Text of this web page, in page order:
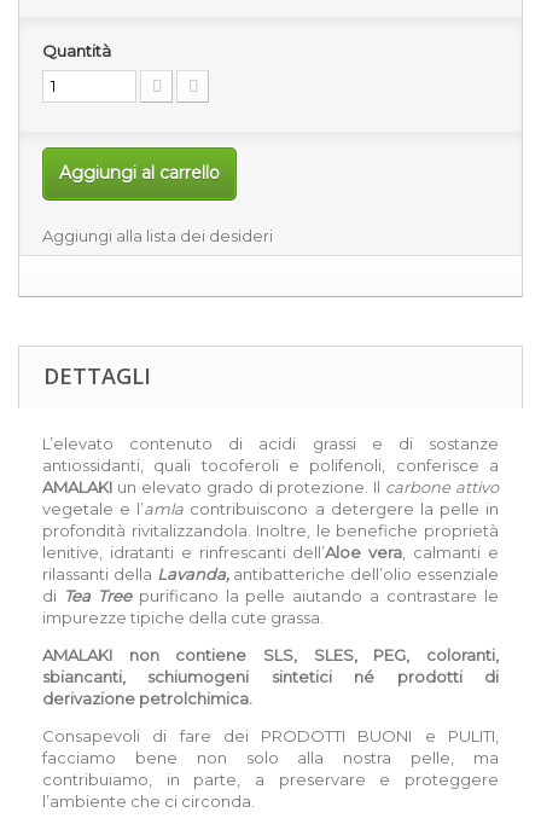
Quantità
Aggiungi al carrello
Aggiungi alla lista dei desideri
DETTAGLI
L’elevato contenuto di acidi grassi e di sostanze
antiossidanti, quali tocoferoli e polifenoli, conferisce a
AMALAKI un elevato grado di protezione. Il carbone attivo
vegetale e l’amla contribuiscono a detergere la pelle in
profondità rivitalizzandola. Inoltre, le benefiche proprietà
lenitive, idratanti e rinfrescanti dell’Aloe vera , calmanti e
rilassanti della Lavanda,antibatteriche dell’olio essenziale
di Tea Tree purificano la pelle aiutando a contrastare le
impurezze tipiche della cute grassa.
AMALAKI non contiene SLS, SLES, PEG, coloranti,
sbiancanti, schiumogeni sintetici né prodotti di
derivazione petrolchimica.
Consapevoli di fare dei PRODOTTI BUONI e PULITI,
facciamo bene non solo alla nostra pelle, ma
contribuiamo, in parte, a preservare e proteggere
l’ambiente che ci circonda.